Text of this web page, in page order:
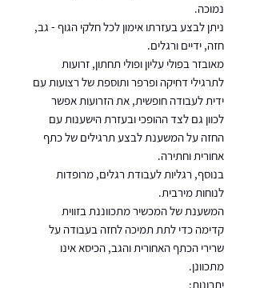
נמוכה.
ניתן לבצע בעזרתו אימון לכל חלקי הגוף - גב,
חזה, ידיים ורגלים.
מאובזר בפולי עליון ופולי תחתון, זרועות
לתרגילי דחיקה ופרפר ותוספת של רצועות עם
ידית לעבודה חופשית, את הזרועות אפשר
לכוון גם לצד ההופכי ובעזרת הישענות עם
החזה על המשענת לבצע תרגילים של כתף
אחורית וחתירה.
בנוסף, רגליות לעבודת רגלים, מרופדות
לנוחות מירבית.
המשענת של המכשיר מתכווננת בזווית
קדימה כדי לתת תמיכה לחזה בעבודה על
שרירי הכתף האחורית והגב, הכיסא אינו
מתכוונן.
יתרונות: